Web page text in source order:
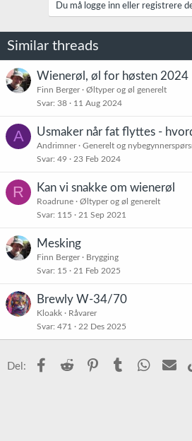
r
Du må logge inn eller registrere
Similar threads
Wienerøl, øl for høsten 2024
Finn Berger
Øltyper og øl generelt
Svar 38 11 Aug 2024
A Usmaker når fat flyttes -
Andrimner
Generelt og
Svar 49 23 Feb 2024
R Kan vi snakke om wienerøl
Roadrune
Øltyper og øl generelt
Svar 115 21 Sep 2021
Mesking
Finn Berger
Brygging
Svar 15 21 Feb 2025
Brewly W-34/70
Kloakk
Råvarer
Svar 471 22 Des 2025
Del: Facebook
Reddit PinterestTumblr E-